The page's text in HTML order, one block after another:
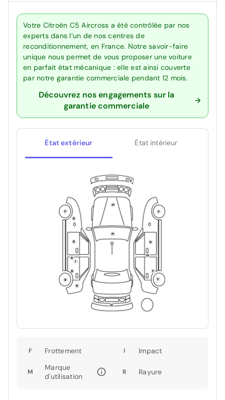
Votre Citroën C5 Aircross a été contrôlée par nos
experts dans l’un de nos centres de
reconditionnement, en France. Notre savoir-faire
unique nous permet de vous proposer une voiture
en parfait état mécanique : elle est ainsi couverte
par notre garantie commerciale pendant 12 mois.
Découvrez nos engagements sur la
garantie commerciale
État extérieur État intérieur
F Frottement I Impact
M
Marque
d'utilisation
R Rayure